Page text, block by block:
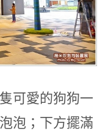
可愛的狗狗一
泡；下方擺滿